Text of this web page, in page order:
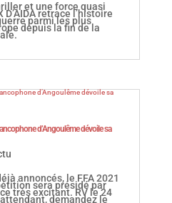
et une force quasi
retrace l’histoire
parmi les plus
depuis la fin de la
d’Angoulême dévoile sa
annoncés, le FFA 2021
sera présidé par
très excitant. RV le 24
demandez le